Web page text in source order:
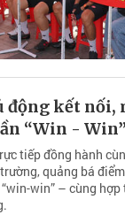
động kết nối,
“Win - Win”
tiếp đồng hành
quảng bá
win” – cùng hợp